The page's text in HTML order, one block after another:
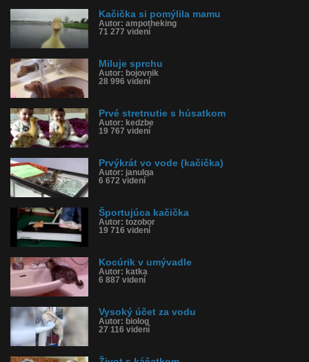
Kačička si pomýlila mamu
Autor: ampotheking
71 277 videní
Miluje sprchu
Autor: bojovnik
28 996 videní
Prvé stretnutie s húsatkom
Autor: kedzbe
19 767 videní
Prvýkrát vo vode (kačička)
Autor: janulqa
6 672 videní
Športujúca kačička
Autor: tozobor
19 716 videní
Kocúrik v umývadle
Autor: katka
6 887 videní
Vysoký účet za vodu
Autor: biolog
27 116 videní